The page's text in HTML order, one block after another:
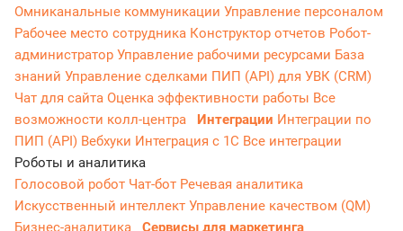
Омниканальные коммуникации Управление персоналом
Рабочее место сотрудника Конструктор отчетов Робот-
администратор Управление рабочими ресурсами База
знаний Управление сделками ПИП (API) для УВК (CRM)
Чат для сайта Оценка эффективности работы Все
возможности колл-центра
Интеграции Интеграции по
ПИП (API) Вебхуки Интеграция с 1С Все интеграции
Роботы и аналитика
Голосовой робот Чат-бот Речевая аналитика
Искусственный интеллект Управление качеством (QM)